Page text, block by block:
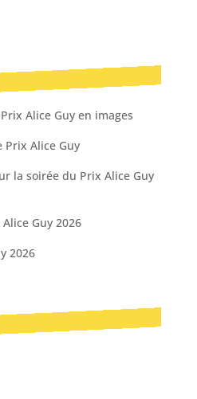
Alice Guy en images
Prix Alice Guy
la soirée du Prix Alice Guy
Guy 2026
2026